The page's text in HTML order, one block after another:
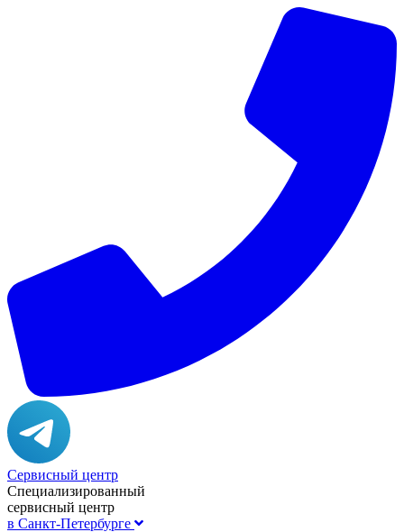
Сервисный центр
Специализированный
сервисный центр
в Санкт-Петербурге